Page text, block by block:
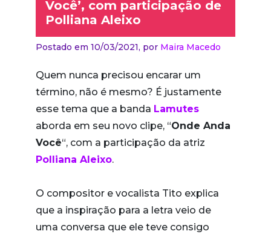
Você’, com participação de
Polliana Aleixo
Postado em 10/03/2021, por Maira Macedo
Quem nunca precisou encarar um
término, não é mesmo? É justamente
esse tema que a banda Lamutes
aborda em seu novo clipe, “Onde Anda
Você“, com a participação da atriz
Polliana Aleixo.
O compositor e vocalista Tito explica
que a inspiração para a letra veio de
uma conversa que ele teve consigo